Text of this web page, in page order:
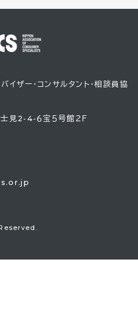
ザー・コンサルタント・相談員協
見2-4-６宝５号館２Ｆ